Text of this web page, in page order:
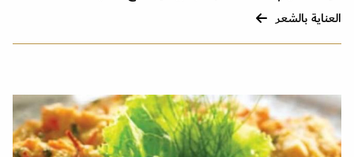
العناية بالشعر